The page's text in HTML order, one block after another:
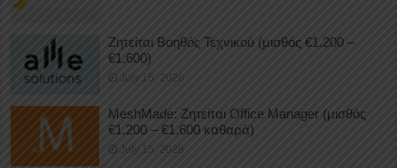
Ζητείται Βοηθός Τεχνικού (μισθός €1.200 –
€1.600)
July 15, 2026
MeshMade: Ζητείται Office Manager (μισθός
€1.200 – €1.600 καθαρά)
July 15, 2026